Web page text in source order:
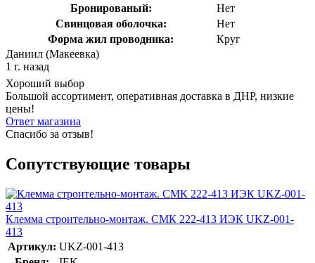
Бронированый:
Нет
Свинцовая оболочка:
Нет
Форма жил проводника:
Круг
Даниил (Макеевка)
1 г. назад
Хороший выбор
Большой ассортимент, оперативная доставка в ДНР, низкие
цены!
Ответ магазина
Спасибо за отзыв!
Сопутствующие товары
Клемма строительно-монтаж. СМК 222-413 ИЭК UKZ-001-
413
Артикул: UKZ-001-413